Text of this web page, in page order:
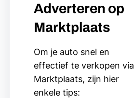
Adverteren op
Marktplaats
Om je auto snel en
effectief te verkopen via
Marktplaats, zijn hier
enkele tips: